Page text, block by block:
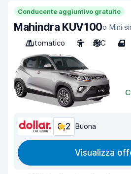
Conducente aggiuntivo gratuito
Mahindra KUV100o Mini
Automatico
5 A/C 4
8,2 Buona
Visualizza